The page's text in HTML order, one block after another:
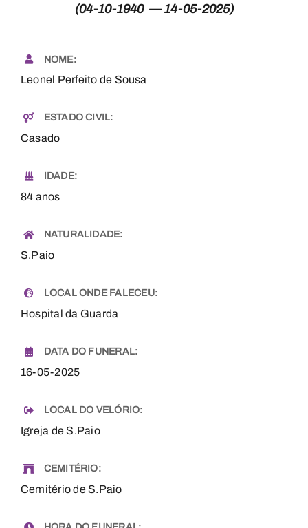
Contactos
(04-10-1940 — 14-05-2025)
NOME:
Leonel Perfeito de Sousa
ESTADO CIVIL:
Casado
IDADE:
84 anos
NATURALIDADE:
S.Paio
LOCAL ONDE FALECEU:
Hospital da Guarda
DATA DO FUNERAL:
16-05-2025
LOCAL DO VELÓRIO:
Igreja de S.Paio
CEMITÉRIO:
Cemitério de S.Paio